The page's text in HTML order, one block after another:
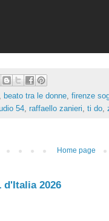
, beato tra le donne, firenze
54, raffaello zanieri, ti do,
Home page
d'Italia 2026